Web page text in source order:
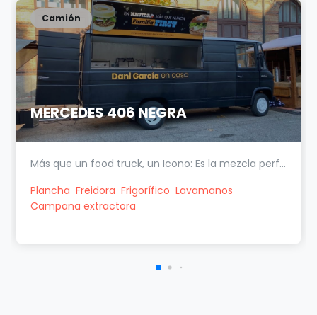
MERCEDES 406 NEGRA
Camión
Más que un food truck, un Icono: Es la mezcla perf...
Plancha Freidora Frigorífico Lavamanos
Campana extractora